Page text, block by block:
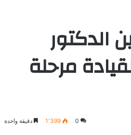
الدكتور
مرحلة
0 1٬399 دقيقة واحدة